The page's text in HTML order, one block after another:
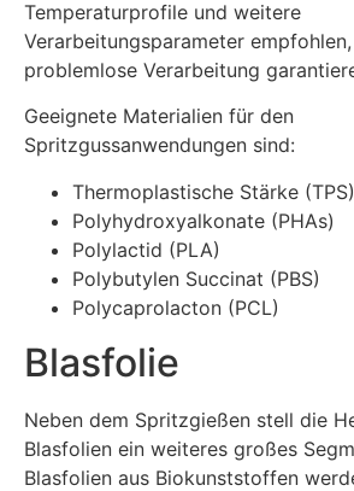
Temperaturprofile und weitere
Verarbeitungsparameter
problemlose Verarbeitung
Geeignete Materialien für den
Spritzgussanwendungen sind:
Thermoplastische Stärke (TPS)
Polyhydroxyalkonate (PHAs)
Polylactid (PLA)
Polybutylen Succinat (PBS)
Polycaprolacton (PCL)
Blasfolie
Neben dem Spritzgießen stell die
Blasfolien ein weiteres großes
Blasfolien aus Biokunststoffen